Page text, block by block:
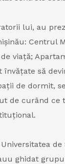
lui, au
Centrul
viață;
să
de dormit,
de curând
ghidat